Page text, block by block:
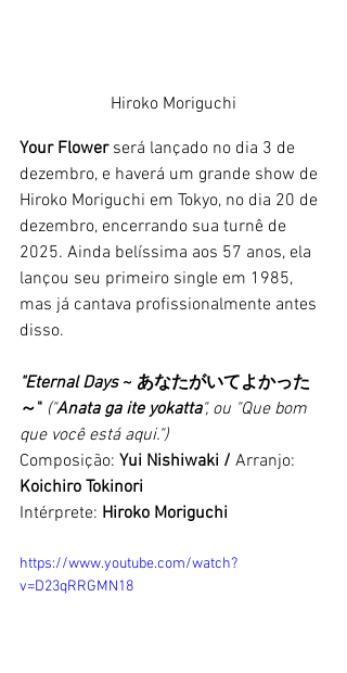
Hiroko Moriguchi
Your Flower será lançado no dia 3 de
dezembro, e haverá um grande show de
Hiroko Moriguchi em Tokyo, no dia 20 de
dezembro, encerrando sua turnê de
2025. Ainda belíssima aos 57 anos, ela
lançou seu primeiro single em 1985,
mas já cantava profissionalmente antes
disso.
"Eternal Days ~ あなたがいてよかった
～" ("Anata ga ite yokatta", ou "Que bom
que você está aqui.")
Composição: Yui Nishiwaki / Arranjo:
Koichiro Tokinori
Intérprete: Hiroko Moriguchi
https://www.youtube.com/watch?
v=D23qRRGMN18